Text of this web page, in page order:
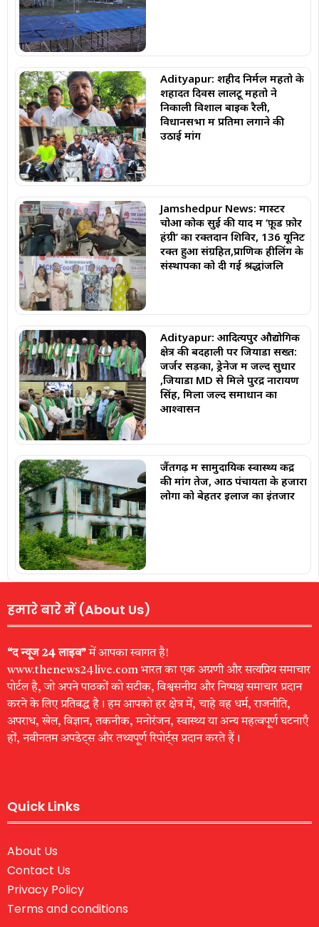
Adityapur: शहीद निर्मल महतो के
शहादत दिवस लालटू महतो ने
निकाली विशाल बाइक रैली,
विधानसभा में प्रतिमा लगाने की
उठाई मांग
Jamshedpur News: मास्टर
चोआ कोक सुई की याद में ‘फ़ूड फ़ोर
हंग्री’ का रक्तदान शिविर, 136 यूनिट
रक्त हुआ संग्रहित,प्राणिक हीलिंग के
संस्थापकों को दी गई श्रद्धांजलि
Adityapur: आदित्यपुर औद्योगिक
क्षेत्र की बदहाली पर जियाडा सख्त:
जर्जर सड़कों, ड्रेनेज में जल्द सुधार
,जियाडा MD से मिले पुरेंद्र नारायण
सिंह, मिला जल्द समाधान का
आश्वासन
जैंतगढ़ में सामुदायिक स्वास्थ्य केंद्र
की मांग तेज, आठ पंचायतों के हजारों
लोगों को बेहतर इलाज का इंतजार
हमारे बारे में (About Us)
“द न्यूज 24 लाइव”में आपका स्वागत है!
www.thenews24live.com भारत का एक अग्रणी और सत्यप्रिय समाचार
पोर्टल है, जो अपने पाठकों को सटीक, विश्वसनीय और निष्पक्ष समाचार प्रदान
करने के लिए प्रतिबद्ध है। हम आपको हर क्षेत्र में, चाहे वह धर्म, राजनीति,
अपराध, खेल, विज्ञान, तकनीक, मनोरंजन, स्वास्थ्य या अन्य महत्वपूर्ण घटनाएँ
हों, नवीनतम अपडेट्स और तथ्यपूर्ण रिपोर्ट्स प्रदान करते हैं।
Quick Links
About Us
Contact Us
Privacy Policy
Terms and conditions